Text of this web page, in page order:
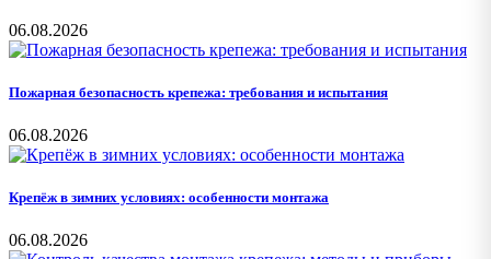
06.08.2026
Пожарная безопасность крепежа: требования и испытания
06.08.2026
Крепёж в зимних условиях: особенности монтажа
06.08.2026